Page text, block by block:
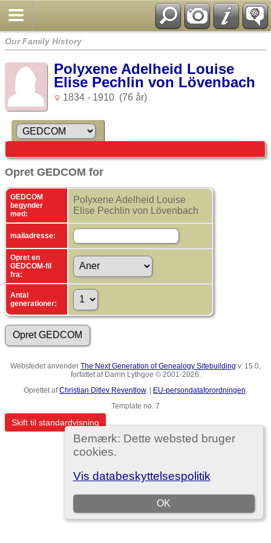
Our Family History
Bemærk: Dette websted bruger
cookies.
Vis databeskyttelsespolitik
OK
Polyxene Adelheid Louise
Elise Pechlin von Lövenbach
1834 - 1910 (76 år)
Opret GEDCOM for
GEDCOM
begynder
med:
Polyxene Adelheid Louise
Elise Pechlin von Lövenbach
mailadresse:
Opret en
GEDCOM-fil
fra:
Antal
generationer:
Webstedet anvender The Next Generation of Genealogy Sitebuilding v. 15.0,
forfattet af Darrin Lythgoe © 2001-2026.
Oprettet afChristian Ditlev Reventlow. | EU-persondataforordningen
Template no. 7
Skift til standardvisning